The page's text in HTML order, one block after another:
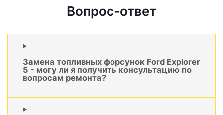
Вопрос-ответ
Замена топливных форсунок Ford Explorer
5 - могу ли я получить консультацию по
вопросам ремонта?